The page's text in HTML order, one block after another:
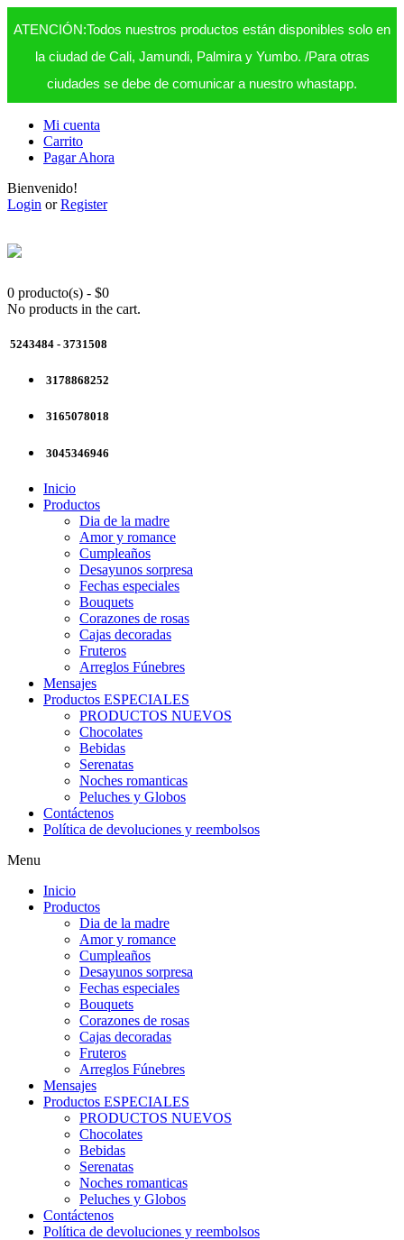
ATENCIÓN:Todos nuestros productos están disponibles solo en
la ciudad de Cali, Jamundi, Palmira y Yumbo. /Para otras
ciudades se debe de comunicar a nuestro whastapp.
Mi cuenta
Carrito
Pagar Ahora
Bienvenido!
Login orRegister
0 producto(s) - $0
No products in the cart.
5243484 - 3731508
3178868252
3165078018
3045346946
Inicio
Productos
Dia de la madre
Amor y romance
Cumpleaños
Desayunos sorpresa
Fechas especiales
Bouquets
Corazones de rosas
Cajas decoradas
Fruteros
Arreglos Fúnebres
Mensajes
Productos ESPECIALES
PRODUCTOS NUEVOS
Chocolates
Bebidas
Serenatas
Noches romanticas
Peluches y Globos
Contáctenos
Política de devoluciones y reembolsos
Menu
Inicio
Productos
Dia de la madre
Amor y romance
Cumpleaños
Desayunos sorpresa
Fechas especiales
Bouquets
Corazones de rosas
Cajas decoradas
Fruteros
Arreglos Fúnebres
Mensajes
Productos ESPECIALES
PRODUCTOS NUEVOS
Chocolates
Bebidas
Serenatas
Noches romanticas
Peluches y Globos
Contáctenos
Política de devoluciones y reembolsos